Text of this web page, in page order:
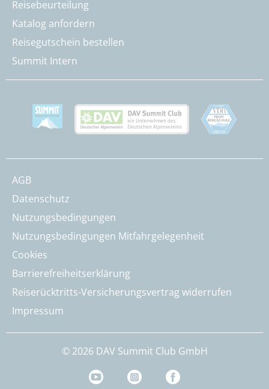
Reisebeurteilung
Katalog anfordern
Reisegutschein bestellen
Summit Intern
AGB
Datenschutz
Nutzungsbedingungen
Nutzungsbedingungen Mitfahrgelegenheit
Cookies
Barrierefreiheitserklärung
Reiserücktritts-Versicherungsvertrag widerrufen
Impressum
© 2026 DAV Summit Club GmbH